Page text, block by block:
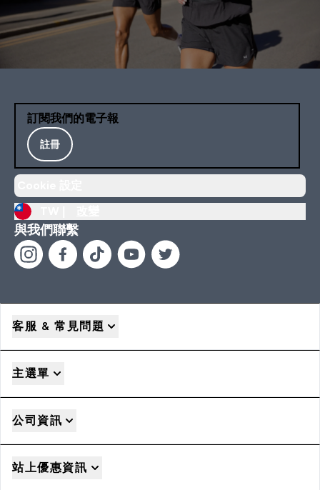
訂閱我們的電子報
註冊
與我們聯繫
客服 & 常見問題
主選單
公司資訊
站上優惠資訊